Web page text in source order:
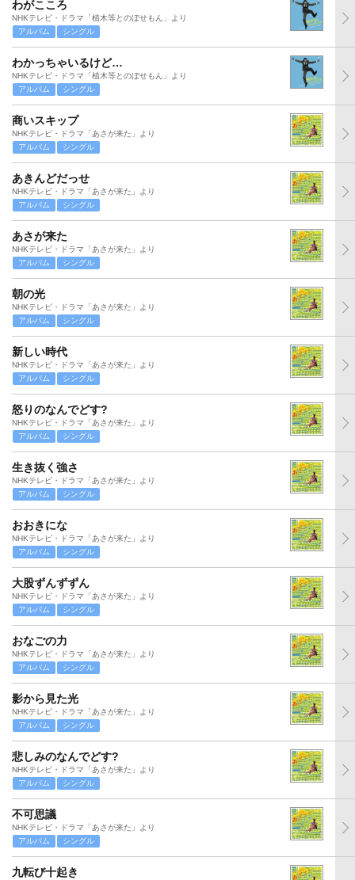
わがこころ
NHKテレビ・ドラマ「植木等とのぼせもん」より
アルバム
シングル
わかっちゃいるけど…
NHKテレビ・ドラマ「植木等とのぼせもん」より
アルバム
シングル
商いスキップ
NHKテレビ・ドラマ「あさが来た」より
アルバム
シングル
あきんどだっせ
NHKテレビ・ドラマ「あさが来た」より
アルバム
シングル
あさが来た
NHKテレビ・ドラマ「あさが来た」より
アルバム
シングル
朝の光
NHKテレビ・ドラマ「あさが来た」より
アルバム
シングル
新しい時代
NHKテレビ・ドラマ「あさが来た」より
アルバム
シングル
怒りのなんでどす?
NHKテレビ・ドラマ「あさが来た」より
アルバム
シングル
生き抜く強さ
NHKテレビ・ドラマ「あさが来た」より
アルバム
シングル
おおきにな
NHKテレビ・ドラマ「あさが来た」より
アルバム
シングル
大股ずんずずん
NHKテレビ・ドラマ「あさが来た」より
アルバム
シングル
おなごの力
NHKテレビ・ドラマ「あさが来た」より
アルバム
シングル
影から見た光
NHKテレビ・ドラマ「あさが来た」より
アルバム
シングル
悲しみのなんでどす?
NHKテレビ・ドラマ「あさが来た」より
アルバム
シングル
不可思議
NHKテレビ・ドラマ「あさが来た」より
アルバム
シングル
九転び十起き